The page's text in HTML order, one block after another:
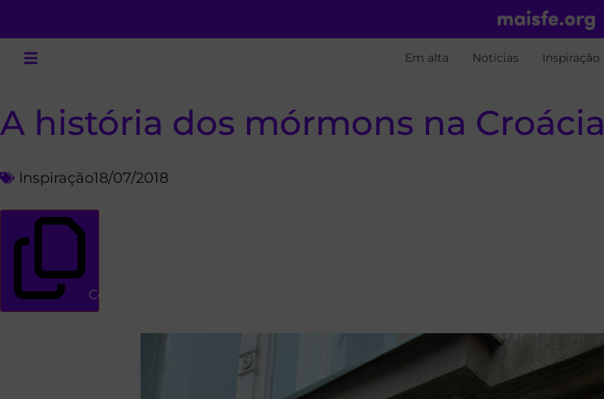
Em alta Notícias Inspiração
A história dos mórmons na Croácia
Inspiração18/07/2018
Copiar link